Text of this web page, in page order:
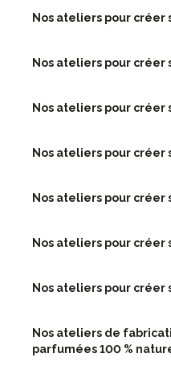
Nos ateliers pour créer
Nos ateliers pour créer
Nos ateliers pour créer
Nos ateliers pour créer
Nos ateliers pour créer
Nos ateliers pour créer
Nos ateliers pour créer
Nos ateliers de
parfumées 100 %